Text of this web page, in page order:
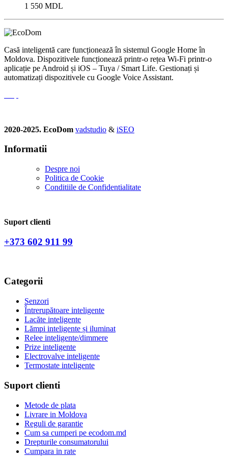
1 550 MDL
Casă inteligentă care funcționează în sistemul Google Home în
Moldova. Dispozitivele funcționează printr-o rețea Wi-Fi printr-o
aplicație pe Android și iOS – Tuya / Smart Life. Gestionați și
automatizați dispozitivele cu Google Voice Assistant.
2020-2025. EcoDom vadstudio & iSEO
Informatii
Despre noi
Politica de Сookie
Conditiile de Confidentialitate
Suport clienti
+373 602 911 99
Categorii
Senzori
Întrerupătoare inteligente
Lacăte inteligente
Lămpi inteligente și iluminat
Relee inteligente/dimmere
Prize inteligente
Electrovalve inteligente
Termostate inteligente
Suport clienti
Metode de plata
Livrare in Moldova
Reguli de garantie
Cum sa cumperi pe ecodom.md
Drepturile consumatorului
Cumpara in rate